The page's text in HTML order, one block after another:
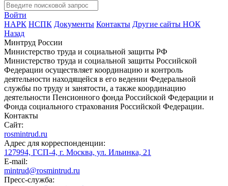
Войти
НАРК НСПК Документы Контакты Другие сайты НОК
Назад
Минтруд России
Министерство труда и социальной защиты РФ
Министерство труда и социальной защиты Российской
Федерации осуществляет координацию и контроль
деятельности находящейся в его ведении Федеральной
службы по труду и занятости, а также координацию
деятельности Пенсионного фонда Российской Федерации и
Фонда социального страхования Российской Федерации.
Контакты
Сайт:
rosmintrud.ru
Адрес для корреспонденции:
127994, ГСП-4, г. Москва, ул. Ильинка, 21
E-mail:
mintrud@rosmintrud.ru
Пресс-служба: